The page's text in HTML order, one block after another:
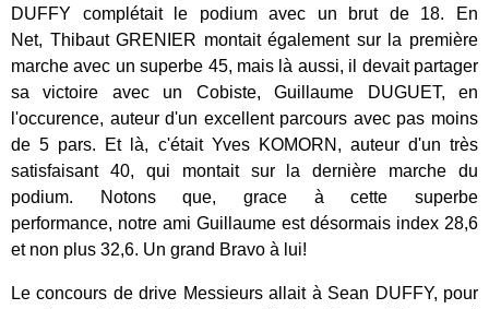
DUFFY complétait le podium avec un brut de 18.
En
Net, Thibaut GRENIER montait également sur la première
marche avec un superbe 45, mais là aussi, il devait partager
sa victoire avec un Cobiste, Guillaume DUGUET, en
l'occurence, auteur d'un excellent parcours avec pas moins
de 5 pars. Et là, c'était Yves KOMORN, auteur d'un très
satisfaisant 40, qui montait sur la dernière marche du
podium. Notons que, grace à cette superbe
performance, notre ami Guillaume est désormais index 28,6
et non plus 32,6. Un grand Bravo à lui!
Le concours de drive Messieurs allait à Sean DUFFY, pour